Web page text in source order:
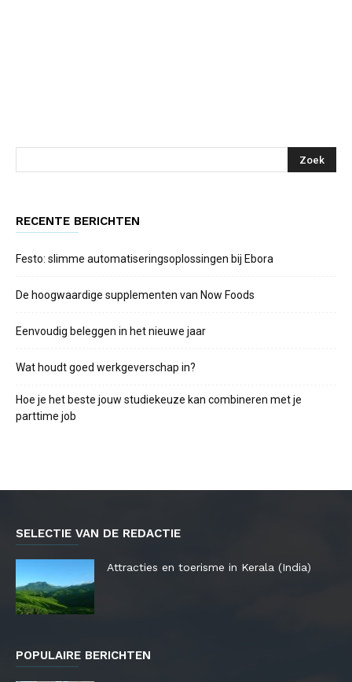
RECENTE BERICHTEN
Festo: slimme automatiseringsoplossingen bij Ebora
De hoogwaardige supplementen van Now Foods
Eenvoudig beleggen in het nieuwe jaar
Wat houdt goed werkgeverschap in?
Hoe je het beste jouw studiekeuze kan combineren met je
parttime job
SELECTIE VAN DE REDACTIE
Attracties en toerisme in Kerala (India)
POPULAIRE BERICHTEN